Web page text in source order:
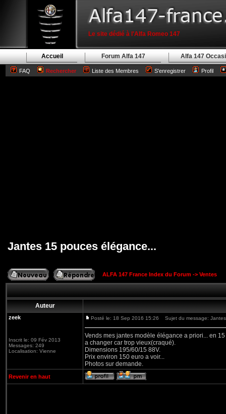
Le site dédié à l'Alfa Romeo 147
Accueil Forum Alfa 147 Alfa 147
FAQ Rechercher Liste des Membres S'enregistrer Profil
Jantes 15 pouces élégance...
ALFA 147 France Index du Forum -> Ventes
Auteur
zeek
Inscrit le: 09 Fév 2013
Messages: 249
Localisation: Vienne
Posté le: 18 Sep 2016 15:26 Sujet du message:
Vends mes jantes modèle élégance a priori... en
a changer car trop vieux(craqué).
Dimensions 195/60/15 88V.
Prix environ 150 euro a voir...
Photos sur demande.
Revenir en haut